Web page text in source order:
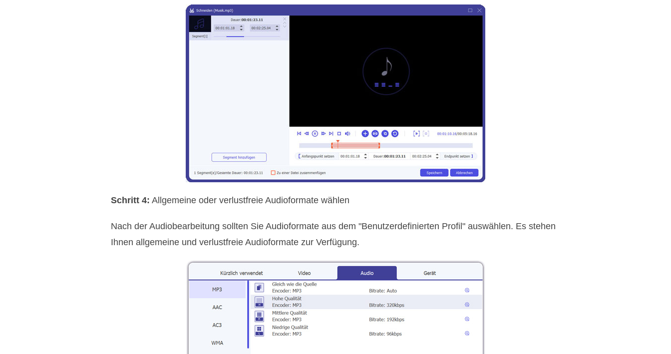
Schritt 4: Allgemeine oder verlustfreie Audioformate wählen
Nach der Audiobearbeitung sollten Sie Audioformate aus dem "Benutzerdefinierten Profil" auswählen. Es stehen
Ihnen allgemeine und verlustfreie Audioformate zur Verfügung.